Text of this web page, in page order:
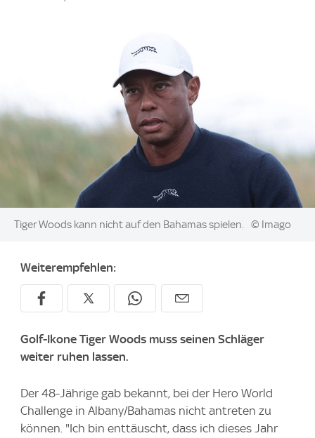
Image:
Tiger Woods kann nicht auf den Bahamas spielen. © Imago
Weiterempfehlen:
Golf-Ikone Tiger Woods muss seinen Schläger
weiter ruhen lassen.
Der 48-Jährige gab bekannt, bei der Hero World
Challenge in Albany/Bahamas nicht antreten zu
können. "Ich bin enttäuscht, dass ich dieses Jahr